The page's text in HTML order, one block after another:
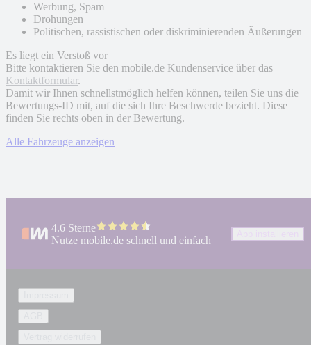
Werbung, Spam
Drohungen
Politischen, rassistischen oder diskriminierenden Äußerungen
Es liegt ein Verstoß vor
Bitte kontaktieren Sie den mobile.de Kundenservice über das
Kontaktformular.
Damit wir Ihnen schnellstmöglich helfen können, teilen Sie uns die
Bewertungs-ID mit, auf die sich Ihre Beschwerde bezieht. Diese
finden Sie rechts oben in der Bewertung.
Alle Fahrzeuge anzeigen
4.6 Sterne
Nutze mobile.de schnell und einfach